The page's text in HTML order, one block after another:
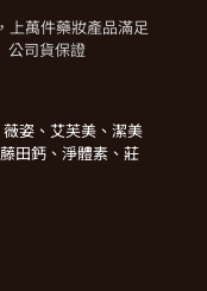
上萬件藥妝產品滿足
公司貨保證
姿、艾芙美、潔美
田鈣、淨體素、莊